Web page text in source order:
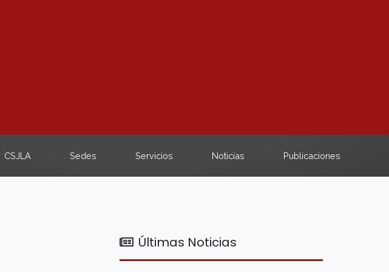
CSJLA Sedes Servicios Noticias Publicaciones
Últimas Noticias